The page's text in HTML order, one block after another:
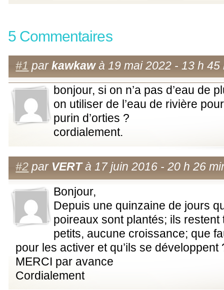
5 Commentaires
#1 parkawkawà 19 mai 2022 - 13 h 45
bonjour, si on n’a pas d’eau de
on utiliser de l’eau de rivière
purin d’orties ?
cordialement.
#2 par VERTà 17 juin 2016 - 20 h 26
Bonjour,
Depuis une quinzaine de jours
poireaux sont plantés; ils restent
petits, aucune croissance; que
pour les activer et qu’ils se développent
MERCI par avance
Cordialement